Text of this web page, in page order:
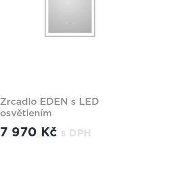
Zrcadlo EDEN s LED
osvětlením
7 970 Kč s DPH